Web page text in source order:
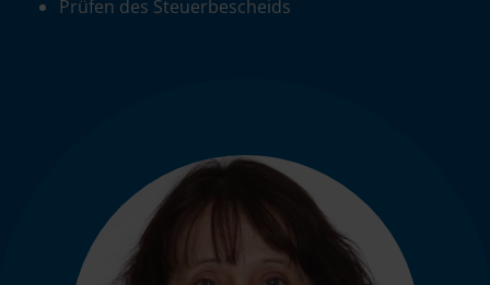
Prüfen des Steuerbescheids